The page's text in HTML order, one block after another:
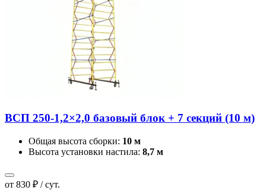
ВСП 250-1,2×2,0 базовый блок + 7 секций (10 м)
Общая высота сборки: 10 м
Высота установки настила: 8,7 м
от 830 ₽ / сут.